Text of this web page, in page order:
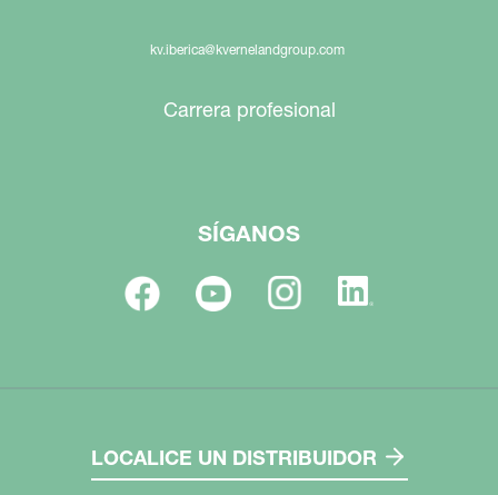
kv.iberica@kvernelandgroup.com
Carrera profesional
SÍGANOS
LOCALICE UN DISTRIBUIDOR